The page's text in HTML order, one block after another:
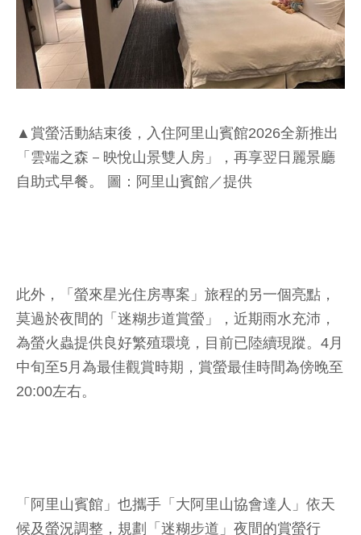
▲賞螢活動結束後，入住阿里山賓館2026全新推出
「雲端之森－映悅山景雙人房」，再享翌日麗景廳
自助式早餐。 圖：阿里山賓館／提供
此外，「螢來星光住房專案」旅程的另一個亮點，
莫過於夜間的「迷糊步道賞螢」，近期雨水充沛，
為螢火蟲提供良好繁殖環境，目前已陸續現蹤。4月
中旬至5月為最佳觀賞時期，賞螢最佳時間為傍晚至
20:00左右。
「阿里山賓館」也攜手「大阿里山協會達人」依天
候及螢況調整，規劃「迷糊步道」夜間的賞螢行